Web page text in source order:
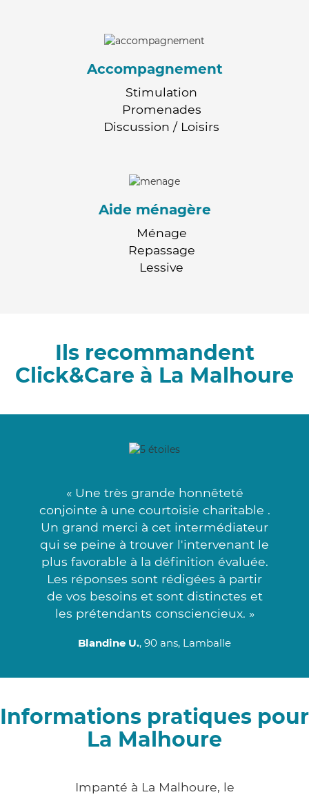
Accompagnement
Stimulation
Promenades
Discussion / Loisirs
Aide ménagère
Ménage
Repassage
Lessive
Ils recommandent
Click&Care à La Malhoure
« Une très grande honnêteté
conjointe à une courtoisie charitable .
Un grand merci à cet intermédiateur
qui se peine à trouver l'intervenant le
plus favorable à la définition évaluée.
Les réponses sont rédigées à partir
de vos besoins et sont distinctes et
les prétendants consciencieux. »
Blandine U., 90 ans, Lamballe
Informations pratiques pour
La Malhoure
Impanté à La Malhoure, le